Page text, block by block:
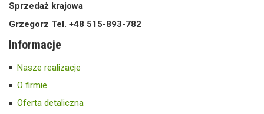
Sprzedaż krajowa
Grzegorz Tel. +48 515-893-782
Informacje
Nasze realizacje
O firmie
Oferta detaliczna